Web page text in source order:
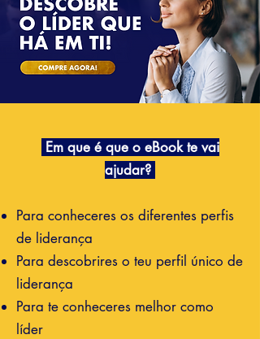
De que estás à espera?
Faz o download agora e torna-te
Em que é que o eBook te vai
ajudar?
Para conheceres os diferentes perfis
de liderança
Para descobrires o teu perfil único de
liderança
Para te conheceres melhor como
líder